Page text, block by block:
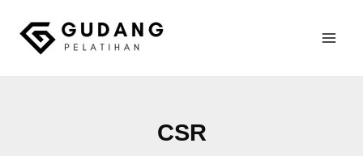
content
CSR